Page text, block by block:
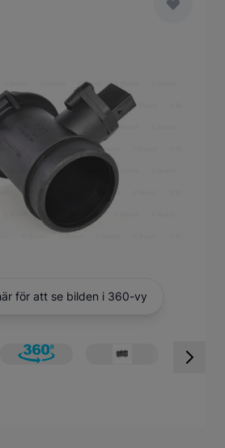
för att se bilden i 360-vy
image
View larger image
View larger